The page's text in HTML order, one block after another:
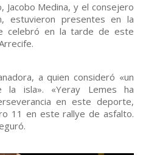
Jacobo Medina, y el consejero
estuvieron presentes en la
celebró en la tarde de este
a quien consideró «un
isla». «Yeray Lemes ha
en este deporte,
11 en este rallye de asfalto.